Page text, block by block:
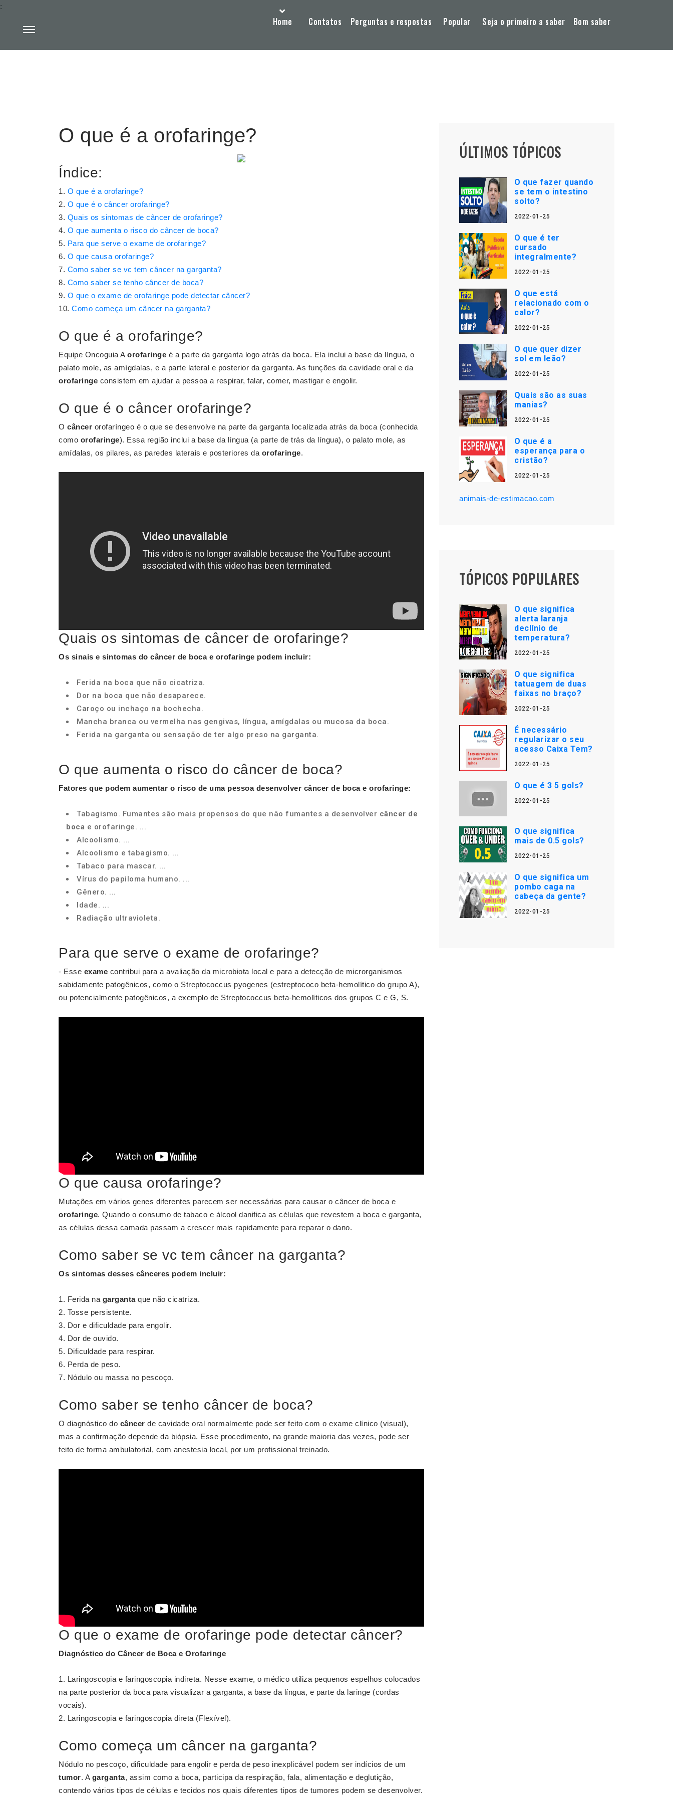
Home Contatos Perguntas e respostas Popular Seja o primeiro a saber Bom saber
:
O que é a orofaringe?
Índice:
O que é a orofaringe?
O que é o câncer orofaringe?
Quais os sintomas de câncer de orofaringe?
O que aumenta o risco do câncer de boca?
Para que serve o exame de orofaringe?
O que causa orofaringe?
Como saber se vc tem câncer na garganta?
Como saber se tenho câncer de boca?
O que o exame de orofaringe pode detectar câncer?
Como começa um câncer na garganta?
O que é a orofaringe?
Equipe Oncoguia A orofaringe é a parte da garganta logo atrás da boca. Ela inclui a base da língua, o
palato mole, as amígdalas, e a parte lateral e posterior da garganta. As funções da cavidade oral e da
orofaringe consistem em ajudar a pessoa a respirar, falar, comer, mastigar e engolir.
O que é o câncer orofaringe?
O câncer orofaríngeo é o que se desenvolve na parte da garganta localizada atrás da boca (conhecida
como orofaringe). Essa região inclui a base da língua (a parte de trás da língua), o palato mole, as
amídalas, os pilares, as paredes laterais e posteriores da orofaringe.
Quais os sintomas de câncer de orofaringe?
Os sinais e sintomas do câncer de boca e orofaringe podem incluir:
Ferida na boca que não cicatriza.
Dor na boca que não desaparece.
Caroço ou inchaço na bochecha.
Mancha branca ou vermelha nas gengivas, língua, amígdalas ou mucosa da boca.
Ferida na garganta ou sensação de ter algo preso na garganta.
O que aumenta o risco do câncer de boca?
Fatores que podem aumentar o risco de uma pessoa desenvolver câncer de bocae orofaringe:
Tabagismo. Fumantes são mais propensos do que não fumantes a desenvolver câncer de
boca e orofaringe. ...
Alcoolismo. ...
Alcoolismo e tabagismo. ...
Tabaco para mascar. ...
Vírus do papiloma humano. ...
Gênero. ...
Idade. ...
Radiação ultravioleta.
Para que serve o exame de orofaringe?
- Esse exame contribui para a avaliação da microbiota local e para a detecção de microrganismos
sabidamente patogênicos, como o Streptococcus pyogenes (estreptococo beta-hemolítico do grupo A),
ou potencialmente patogênicos, a exemplo de Streptococcus beta-hemolíticos dos grupos C e G, S.
O que causa orofaringe?
Mutações em vários genes diferentes parecem ser necessárias para causar o câncer de boca e
orofaringe. Quando o consumo de tabaco e álcool danifica as células que revestem a boca e garganta,
as células dessa camada passam a crescer mais rapidamente para reparar o dano.
Como saber se vc tem câncer na garganta?
Os sintomas desses cânceres podem incluir:
Ferida na gargantaque não cicatriza.
Tosse persistente.
Dor e dificuldade para engolir.
Dor de ouvido.
Dificuldade para respirar.
Perda de peso.
Nódulo ou massa no pescoço.
Como saber se tenho câncer de boca?
O diagnóstico do câncer de cavidade oral normalmente pode ser feito com o exame clínico (visual),
mas a confirmação depende da biópsia. Esse procedimento, na grande maioria das vezes, pode ser
feito de forma ambulatorial, com anestesia local, por um profissional treinado.
O que o exame de orofaringe pode detectar câncer?
Diagnóstico do Câncer de Boca e Orofaringe
Laringoscopia e faringoscopia indireta. Nesse exame, o médico utiliza pequenos espelhos colocados
na parte posterior da boca para visualizar a garganta, a base da língua, e parte da laringe (cordas
vocais).
Laringoscopia e faringoscopia direta (Flexível).
Como começa um câncer na garganta?
Nódulo no pescoço, dificuldade para engolir e perda de peso inexplicável podem ser indícios de um
tumor. A garganta, assim como a boca, participa da respiração, fala, alimentação e deglutição,
contendo vários tipos de células e tecidos nos quais diferentes tipos de tumores podem se desenvolver.
ÚLTIMOS TÓPICOS
O que fazer quando
se tem o intestino
solto?
2022-01-25
O que é ter
cursado
integralmente?
2022-01-25
O que está
relacionado com o
calor?
2022-01-25
O que quer dizer
sol em leão?
2022-01-25
Quais são as suas
manias?
2022-01-25
O que é a
esperança para o
cristão?
2022-01-25
animais-de-estimacao.com
TÓPICOS POPULARES
O que significa
alerta laranja
declínio de
temperatura?
2022-01-25
O que significa
tatuagem de duas
faixas no braço?
2022-01-25
É necessário
regularizar o seu
acesso Caixa Tem?
2022-01-25
O que é 3 5 gols?
2022-01-25
O que significa
mais de 0.5 gols?
2022-01-25
O que significa um
pombo caga na
cabeça da gente?
2022-01-25